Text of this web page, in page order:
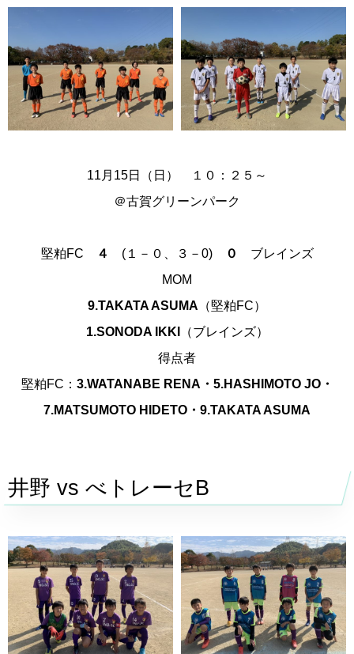
11月15日（日） １０：２５～
＠古賀グリーンパーク
堅粕FC ４ (１－０、３－0) ０
ブレインズ
MOM
9.TAKATA ASUMA （堅粕FC）
1.SONODA IKKI
（ブレインズ）
得点者
堅粕FC： 3.WATANABE RENA・5.HASHIMOTO JO・
7.MATSUMOTO HIDETO・9.TAKATA ASUMA
井野 vs べトレーセB